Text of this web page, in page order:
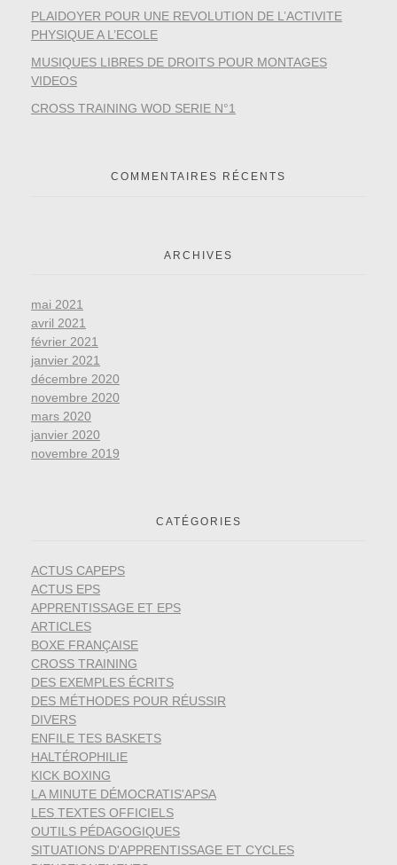
PLAIDOYER POUR UNE REVOLUTION DE L’ACTIVITE
PHYSIQUE A L’ECOLE
MUSIQUES LIBRES DE DROITS POUR MONTAGES
VIDEOS
CROSS TRAINING WOD SERIE N°1
COMMENTAIRES RÉCENTS
ARCHIVES
mai 2021
avril 2021
février 2021
janvier 2021
décembre 2020
novembre 2020
mars 2020
janvier 2020
novembre 2019
CATÉGORIES
ACTUS CAPEPS
ACTUS EPS
APPRENTISSAGE ET EPS
ARTICLES
BOXE FRANÇAISE
CROSS TRAINING
DES EXEMPLES ÉCRITS
DES MÉTHODES POUR RÉUSSIR
DIVERS
ENFILE TES BASKETS
HALTÉROPHILIE
KICK BOXING
LA MINUTE DÉMOCRATIS'APSA
LES TEXTES OFFICIELS
OUTILS PÉDAGOGIQUES
SITUATIONS D'APPRENTISSAGE ET CYCLES